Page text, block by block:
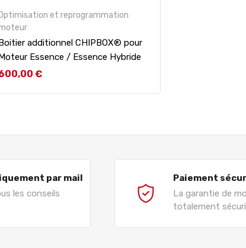
et reprogrammation
additionnel CHIPBOX® pour
Essence / Essence Hybride
€
par mail
les conseils
Paiement
La garantie de
totalement